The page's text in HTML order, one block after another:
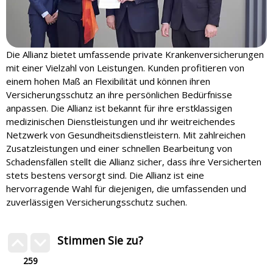
Die Allianz bietet umfassende private Krankenversicherungen
mit einer Vielzahl von Leistungen. Kunden profitieren von
einem hohen Maß an Flexibilität und können ihren
Versicherungsschutz an ihre persönlichen Bedürfnisse
anpassen. Die Allianz ist bekannt für ihre erstklassigen
medizinischen Dienstleistungen und ihr weitreichendes
Netzwerk von Gesundheitsdienstleistern. Mit zahlreichen
Zusatzleistungen und einer schnellen Bearbeitung von
Schadensfällen stellt die Allianz sicher, dass ihre Versicherten
stets bestens versorgt sind. Die Allianz ist eine
hervorragende Wahl für diejenigen, die umfassenden und
zuverlässigen Versicherungsschutz suchen.
259
Stimmen Sie zu?